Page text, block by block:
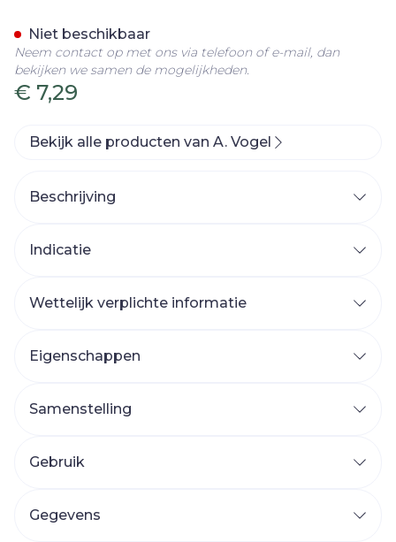
€ 7,29
Niet beschikbaar
Neem contact op met ons via telefoon of e-mail, dan
bekijken we samen de mogelijkheden.
Bekijk alle producten van A. Vogel
Beschrijving
Indicatie
Wettelijk verplichte informatie
Eigenschappen
Samenstelling
Gebruik
Gegevens